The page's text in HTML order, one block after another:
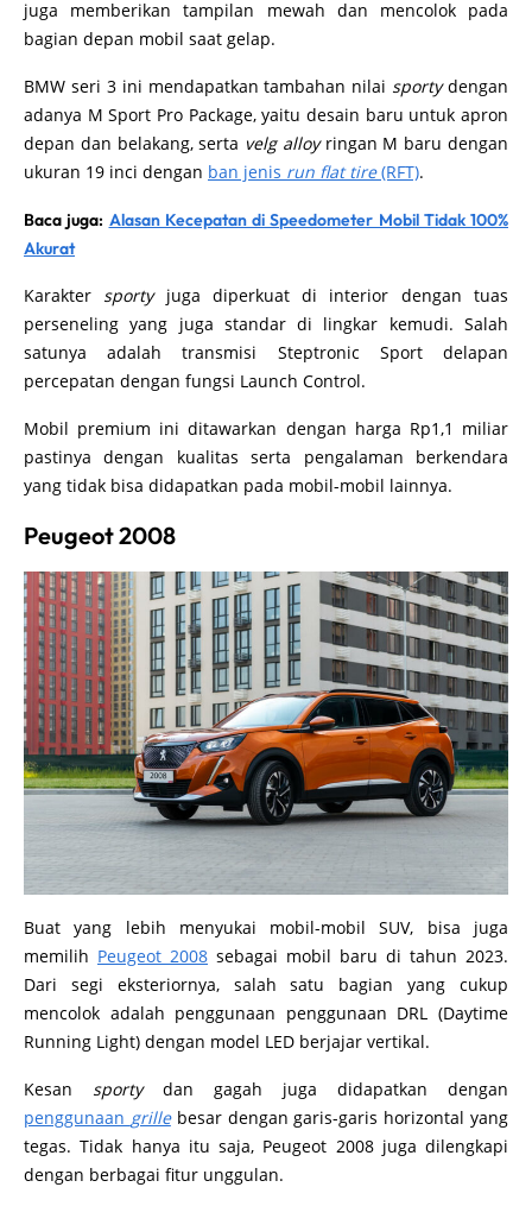
juga memberikan tampilan mewah dan mencolok pada
bagian depan mobil saat gelap.
BMW seri 3 ini mendapatkan tambahan nilai sportydengan
adanya M Sport Pro Package, yaitu desain baru untuk apron
depan dan belakang, serta velg alloyringan M baru dengan
ukuran 19 inci dengan ban jenis run flat tire(RFT).
Baca juga: Alasan Kecepatan di Speedometer Mobil Tidak 100%
Akurat
Karakter sportyjuga diperkuat di interior dengan tuas
perseneling yang juga standar di lingkar kemudi. Salah
satunya adalah transmisi Steptronic Sport delapan
percepatan dengan fungsi Launch Control.
Mobil premium ini ditawarkan dengan harga Rp1,1 miliar
pastinya dengan kualitas serta pengalaman berkendara
yang tidak bisa didapatkan pada mobil-mobil lainnya.
Peugeot 2008
Buat yang lebih menyukai mobil-mobil SUV, bisa juga
memilih Peugeot 2008 sebagai mobil baru di tahun 2023.
Dari segi eksteriornya, salah satu bagian yang cukup
mencolok adalah penggunaan penggunaan DRL (Daytime
Running Light) dengan model LED berjajar vertikal.
Kesan sporty dan gagah juga didapatkan dengan
penggunaan grille besar dengan garis-garis horizontal yang
tegas. Tidak hanya itu saja, Peugeot 2008 juga dilengkapi
dengan berbagai fitur unggulan.